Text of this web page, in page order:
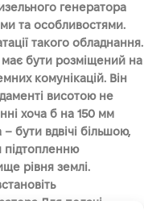
генератора
та особливостями.
такого обладнання.
бути розміщений на
комунікацій. Він
висотою не
хоча б на 150 мм
бути вдвічі більшою,
підтопленню
рівня землі.
Для подачі